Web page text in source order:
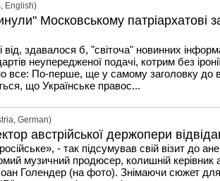
English)
Московському патріархатові
від, здавалося б, "світоча" новинних
неупередженої подачі, котрим без
все: По-перше, ще у самому заголовку до
що Українське правос...
German)
австрійської держопери
- так підсумував свій візит до
музичний продюсер, колишній керівник
Голендер (на фото). Знімаючи сюжет